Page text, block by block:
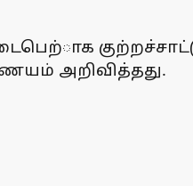
அறிவித்தது.